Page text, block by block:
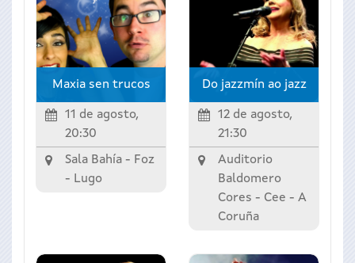
Maxia sen trucos
11 de agosto,
20:30
Sala Bahía - Foz
- Lugo
Do jazzmín ao jazz
12 de agosto,
21:30
Auditorio
Baldomero
Cores - Cee - A
Coruña